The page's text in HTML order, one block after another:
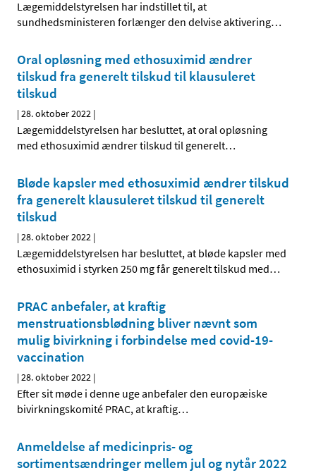
Lægemiddelstyrelsen har indstillet til, at
sundhedsministeren forlænger den delvise aktivering…
Oral opløsning med ethosuximid ændrer
tilskud fra generelt tilskud til klausuleret
tilskud
|28. oktober 2022 |
Lægemiddelstyrelsen har besluttet, at oral opløsning
med ethosuximid ændrer tilskud til generelt…
Bløde kapsler med ethosuximid ændrer tilskud
fra generelt klausuleret tilskud til generelt
tilskud
|28. oktober 2022 |
Lægemiddelstyrelsen har besluttet, at bløde kapsler med
ethosuximid i styrken 250 mg får generelt tilskud med…
PRAC anbefaler, at kraftig
menstruationsblødning bliver nævnt som
mulig bivirkning i forbindelse med covid-19-
vaccination
|28. oktober 2022 |
Efter sit møde i denne uge anbefaler den europæiske
bivirkningskomité PRAC, at kraftig…
Anmeldelse af medicinpris- og
sortimentsændringer mellem jul og nytår 2022